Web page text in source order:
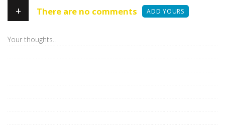
+ There are no comments ADD YOURS